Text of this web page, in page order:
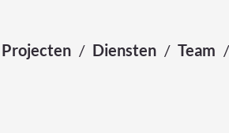
Projecten Diensten Team